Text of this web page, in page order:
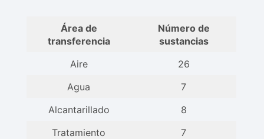
Área de
transferencia
Número de
sustancias
Aire
26
Agua
7
Alcantarillado
8
Tratamiento
7